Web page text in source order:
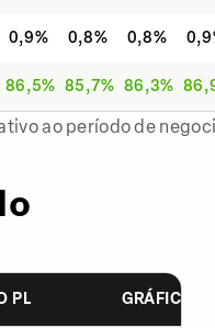
0,9% 0,8% 0,8%
86,5% 85,7% 86,3%
ao período de
PL GRÁFICO